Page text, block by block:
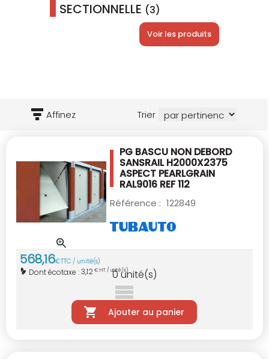
SECTIONNELLE (3)
Voir les produits
Affinez Trier
PG BASCU NON DEBORD
SANSRAIL H2000X2375
ASPECT PEARLGRAIN
RAL9016 REF 112
Référence : 122849
568,16€TTC / unité(s)
Dont écotaxe :3,12€ HT / unité(s)
0 unité(s)
Ajouter au panier